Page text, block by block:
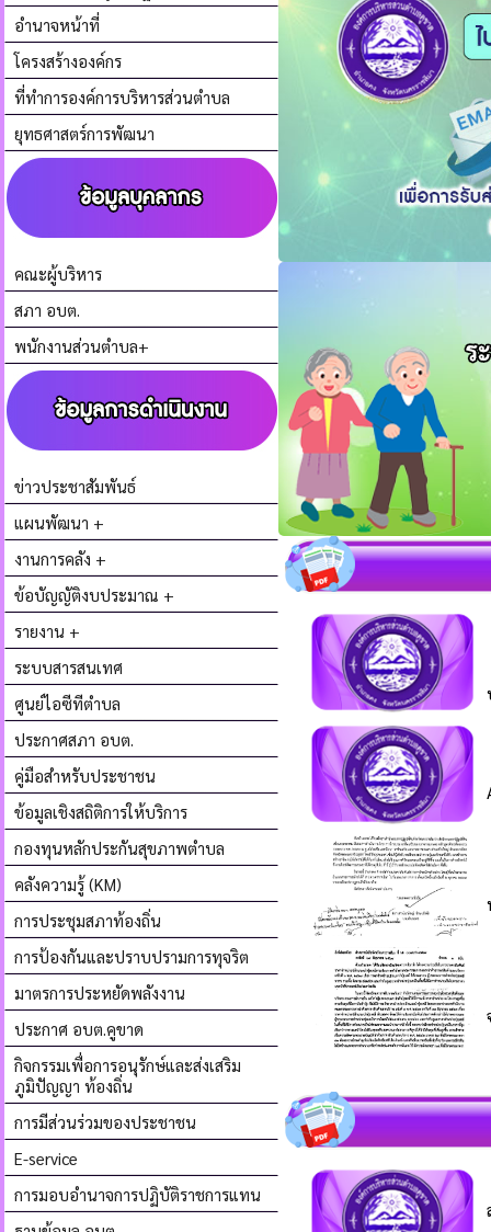
อำนาจหน้าที่
โครงสร้างองค์กร
ที่ทำการองค์การบริหารส่วนตำบล
ยุทธศาสตร์การพัฒนา
คณะผู้บริหาร
สภา อบต.
พนักงานส่วนตำบล+
ข่าวประชาสัมพันธ์
แผนพัฒนา +
งานการคลัง +
ข้อบัญญัติงบประมาณ +
รายงาน +
ระบบสารสนเทศ
ศูนย์ไอซีทีตำบล
ประกาศสภา อบต.
คู่มือสำหรับประชาชน
ข้อมูลเชิงสถิติการให้บริการ
กองทุนหลักประกันสุขภาพตำบล
คลังความรู้ (KM)
การประชุมสภาท้องถิ่น
การป้องกันและปราบปรามการทุจริต
มาตรการประหยัดพลังงาน
ประกาศ อบต.คูขาด
กิจกรรมเพื่อการอนุรักษ์และส่งเสริม
ภูมิปัญญา ท้องถิ่น
การมีส่วนร่วมของประชาชน
E-service
การมอบอำนาจการปฏิบัติราชการแทน